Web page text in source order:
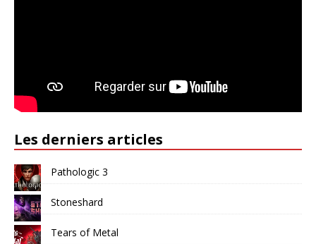
Les derniers articles
Pathologic 3
Stoneshard
Tears of Metal